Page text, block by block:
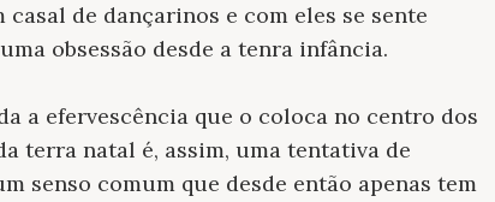
de dançarinos e com eles se sente
obsessão desde a tenra infância.
a efervescência que o coloca no centro dos
terra natal é, assim, uma tentativa de
senso comum que desde então apenas tem